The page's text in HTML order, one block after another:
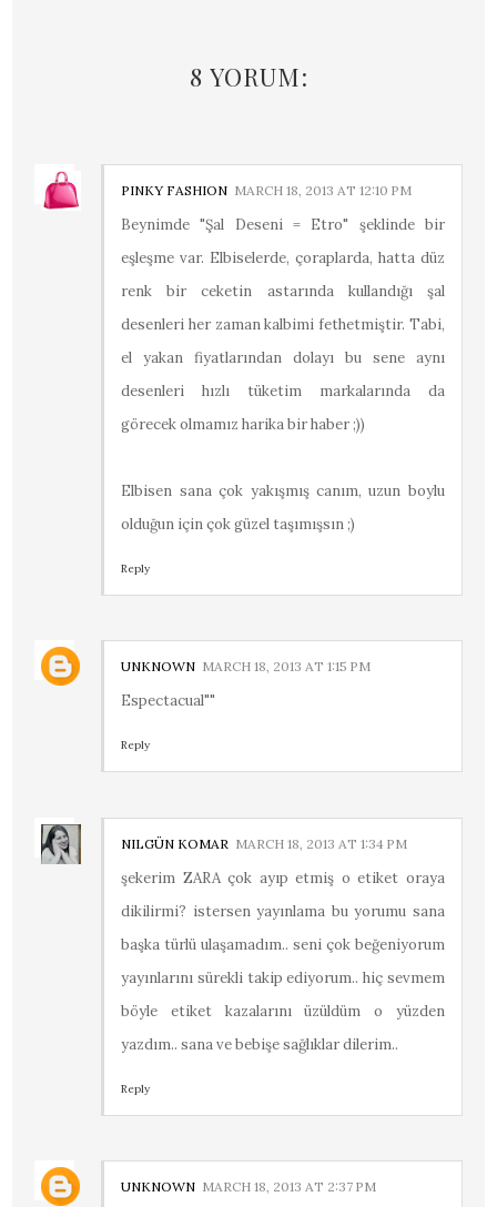
8 YORUM:
PINKY FASHION MARCH 18, 2013 AT 12:10 PM
Beynimde "Şal Deseni = Etro" şeklinde bir
eşleşme var. Elbiselerde, çoraplarda, hatta düz
renk bir ceketin astarında kullandığı şal
desenleri her zaman kalbimi fethetmiştir. Tabi,
el yakan fiyatlarından dolayı bu sene aynı
desenleri hızlı tüketim markalarında da
görecek olmamız harika bir haber ;))
Elbisen sana çok yakışmış canım, uzun boylu
olduğun için çok güzel taşımışsın ;)
Reply
UNKNOWN MARCH 18, 2013 AT 1:15 PM
Espectacual""
Reply
NILGÜN KOMAR MARCH 18, 2013 AT 1:34 PM
şekerim ZARA çok ayıp etmiş o etiket oraya
dikilirmi? istersen yayınlama bu yorumu sana
başka türlü ulaşamadım.. seni çok beğeniyorum
yayınlarını sürekli takip ediyorum.. hiç sevmem
böyle etiket kazalarını üzüldüm o yüzden
yazdım.. sana ve bebişe sağlıklar dilerim..
Reply
UNKNOWN MARCH 18, 2013 AT 2:37 PM